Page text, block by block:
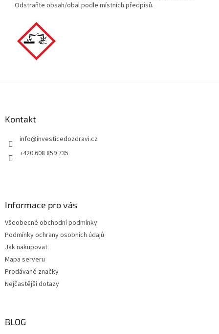
Odstraňte obsah/obal podle místních předpisů.
Kontakt
info@investicedozdravi.cz
+420 608 859 735
Informace pro vás
Všeobecné obchodní podmínky
Podmínky ochrany osobních údajů
Jak nakupovat
Mapa serveru
Prodávané značky
Nejčastější dotazy
BLOG